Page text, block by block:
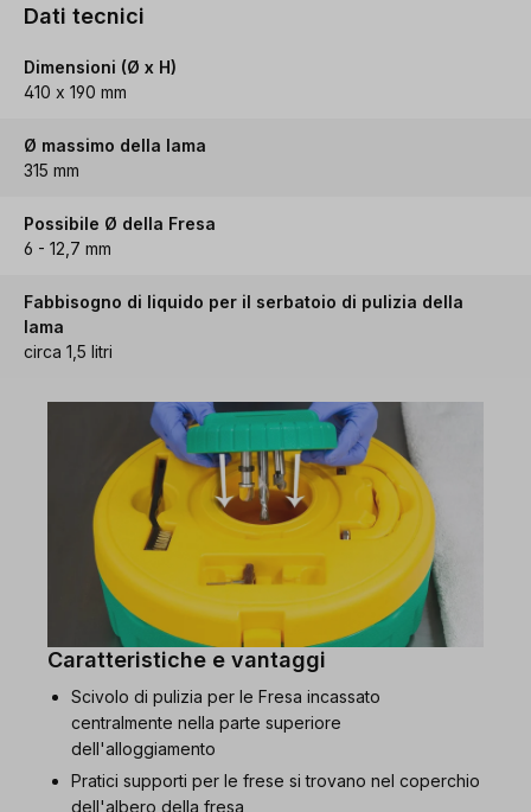
Dati tecnici
Dimensioni (Ø x H)
410 x 190 mm
Ø massimo della lama
315 mm
Possibile Ø della Fresa
6 - 12,7 mm
Fabbisogno di liquido per il serbatoio di pulizia della
lama
circa 1,5 litri
Caratteristiche e vantaggi
Scivolo di pulizia per le Fresa incassato
centralmente nella parte superiore
dell'alloggiamento
Pratici supporti per le frese si trovano nel coperchio
dell'albero della fresa